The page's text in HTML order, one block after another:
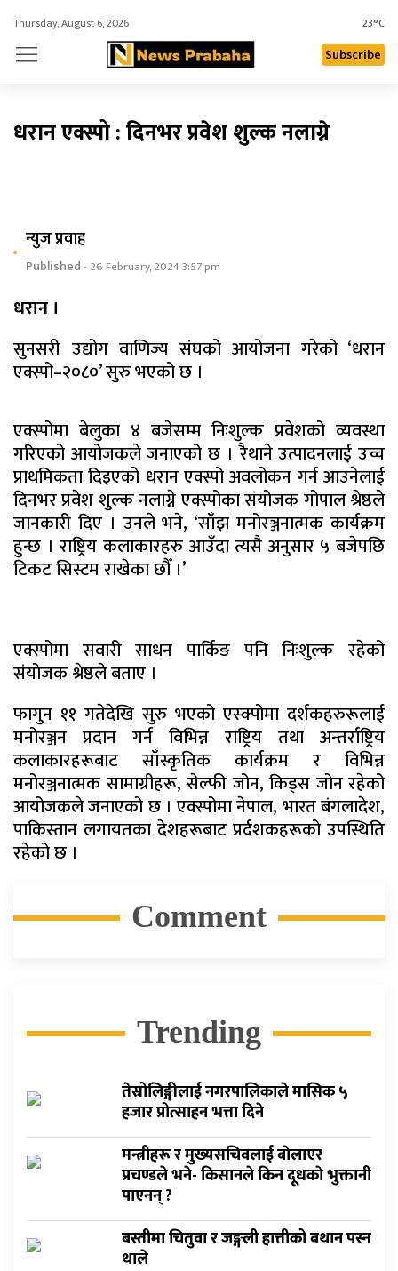
Thursday, August 6, 2026 23°C
Subscribe
धरान एक्स्पो : दिनभर प्रवेश शुल्क नलाग्ने
न्युज प्रवाह
Published- 26 February, 2024 3:57 pm
धरान ।
सुनसरी उद्योग वाणिज्य संघको आयोजना गरेको ‘धरान
एक्स्पो–२०८०’ सुरु भएको छ ।
एक्स्पोमा बेलुका ४ बजेसम्म निःशुल्क प्रवेशको व्यवस्था
गरिएको आयोजकले जनाएको छ । रैथाने उत्पादनलाई उच्च
प्राथमिकता दिइएको धरान एक्स्पो अवलोकन गर्न आउनेलाई
दिनभर प्रवेश शुल्क नलाग्ने एक्स्पोका संयोजक गोपाल श्रेष्ठले
जानकारी दिए । उनले भने, ‘साँझ मनोरञ्जनात्मक कार्यक्रम
हुन्छ । राष्ट्रिय कलाकारहरु आउँदा त्यसै अनुसार ५ बजेपछि
टिकट सिस्टम राखेका छौँ ।’
एक्स्पोमा सवारी साधन पार्किङ पनि निःशुल्क रहेको
संयोजक श्रेष्ठले बताए ।
फागुन ११ गतेदेखि सुरु भएको एस्क्पोमा दर्शकहरुरूलाई
मनोरञ्जन प्रदान गर्न विभिन्न राष्ट्रिय तथा अन्तर्राष्ट्रिय
कलाकारहरूबाट साँस्कृतिक कार्यक्रम र विभिन्न
मनोरञ्जनात्मक सामाग्रीहरू, सेल्फी जोन, किड्स जोन रहेको
आयोजकले जनाएको छ । एक्स्पोमा नेपाल, भारत बंगलादेश,
पाकिस्तान लगायतका देशहरूबाट प्रर्दशकहरूको उपस्थिति
रहेको छ ।
Comment
Trending
तेस्रोलिङ्गीलाई नगरपालिकाले मासिक ५
हजार प्रोत्साहन भत्ता दिने
मन्त्रीहरू र मुख्यसचिवलाई बाेलाएर
प्रचण्डले भने- किसानले किन दूधकाे भुक्तानी
पाएनन् ?
बस्तीमा चितुवा र जङ्गली हात्तीको बथान पस्न
थाले